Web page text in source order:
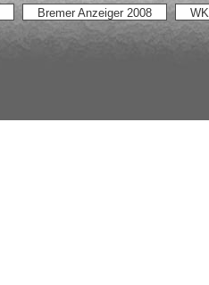
Bremer Anzeiger 2008